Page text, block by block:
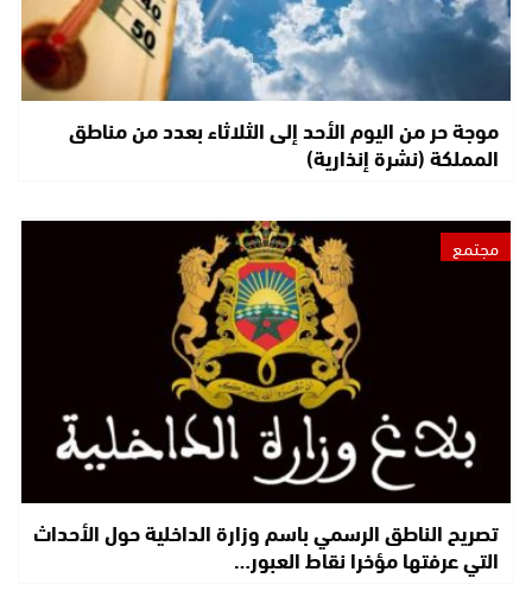
موجة حر من اليوم الأحد إلى الثلاثاء بعدد من مناطق
المملكة (نشرة إنذارية)
مجتمع
تصريح الناطق الرسمي باسم وزارة الداخلية حول الأحداث
التي عرفتها مؤخرا نقاط العبور…